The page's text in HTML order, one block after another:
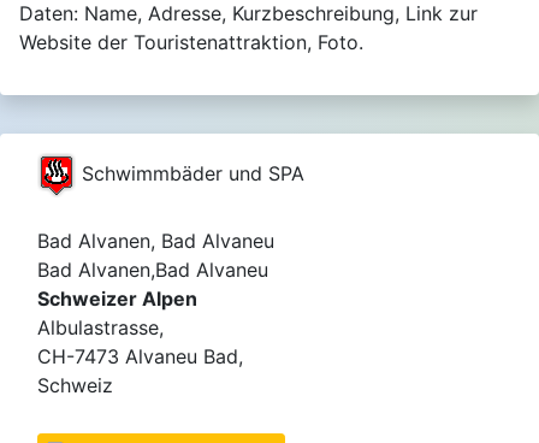
Daten: Name, Adresse, Kurzbeschreibung, Link zur
Website der Touristenattraktion, Foto.
Schwimmbäder und SPA
Bad Alvanen, Bad Alvaneu
Bad Alvanen,Bad Alvaneu
Schweizer Alpen
Albulastrasse,
CH-7473 Alvaneu Bad,
Schweiz